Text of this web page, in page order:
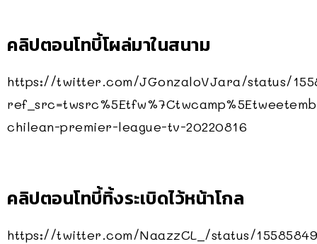
คลิปตอนโทบี้โผล่มาในสนาม
https://twitter.com/JGonzaloVJara/status/
chilean-premier-league-tv-20220816
คลิปตอนโทบี้ทิ้งระเบิดไว้หน้าโกล
https://twitter.com/NaazzCL_/status/